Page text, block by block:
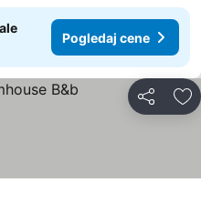
Pogledaj cene
Deli